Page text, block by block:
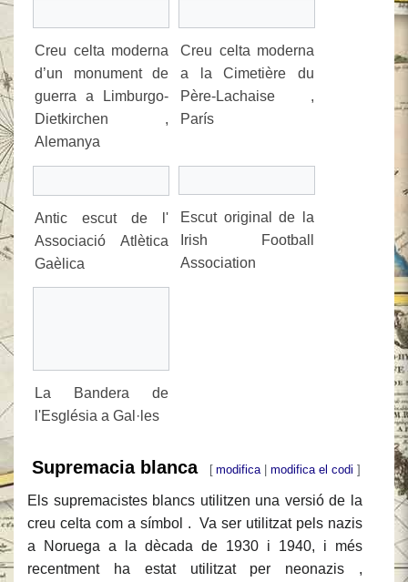
Creu celta moderna
d’un monument de
guerra a Limburgo-
Dietkirchen ,
Alemanya
Creu celta moderna
a la Cimetière du
Père-Lachaise ,
París
Antic escut de l'
Associació Atlètica
Gaèlica
Escut original de la
Irish Football
Association
La Bandera de
l'Església a Gal·les
Supremacia blanca [ modifica modifica el codi ]
Els supremacistes blancs utilitzen una versió de la
creu celta com a símbol . Va ser utilitzat pels nazis
a Noruega a la dècada de 1930 i 1940, i més
recentment ha estat utilitzat per neonazis ,